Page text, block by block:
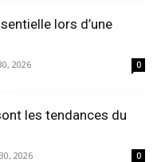
lors d’une
2026 0
les tendances du
2026 0